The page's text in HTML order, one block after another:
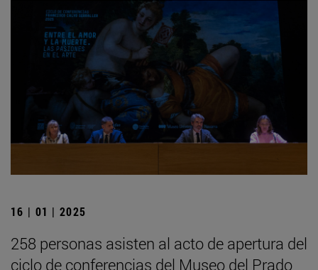
16 | 01 | 2025
258 personas asisten al acto de apertura del
ciclo de conferencias del Museo del Prado